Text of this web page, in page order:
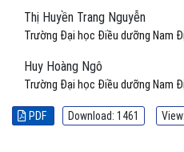
Thị Huyền Trang Nguyễn
Trường Đại học Điều dưỡng Nam
Huy Hoàng Ngô
Trường Đại học Điều dưỡng Nam
PDF Download: 1461